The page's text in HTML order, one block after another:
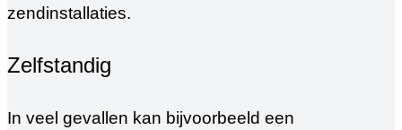
zendinstallaties.
Zelfstandig
In veel gevallen kan bijvoorbeeld een